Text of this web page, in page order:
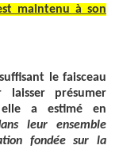
maintenu à son
le faisceau
présumer
elle a estimé en
leur ensemble
fondée sur la